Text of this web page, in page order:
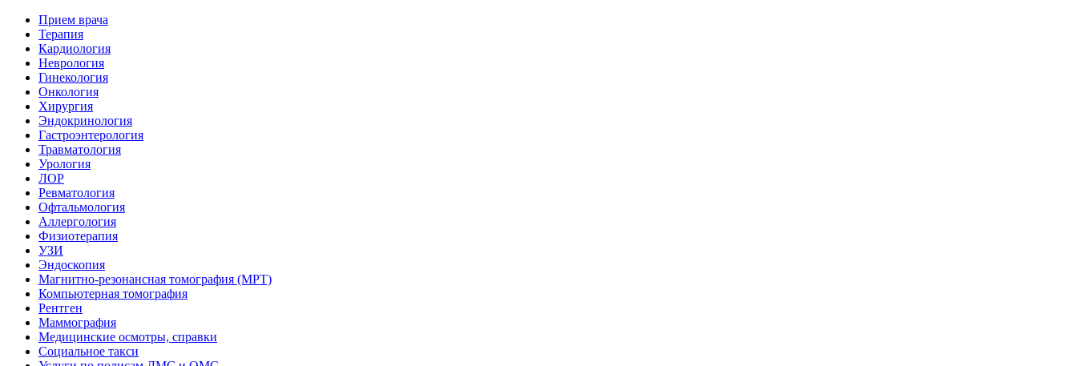
Прием врача
Терапия
Кардиология
Неврология
Гинекология
Онкология
Хирургия
Эндокринология
Гастроэнтерология
Травматология
Урология
ЛОР
Ревматология
Офтальмология
Аллергология
Физиотерапия
УЗИ
Эндоскопия
Магнитно-резонансная томография (МРТ)
Компьютерная томография
Рентген
Маммография
Медицинские осмотры, справки
Социальное такси